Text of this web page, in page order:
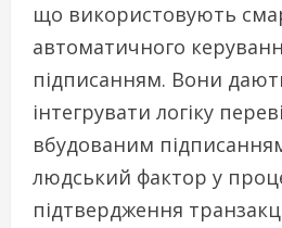
що використовують
автоматичного
підписанням. Вони
інтегрувати логіку
вбудованим
людський фактор у
підтвердження